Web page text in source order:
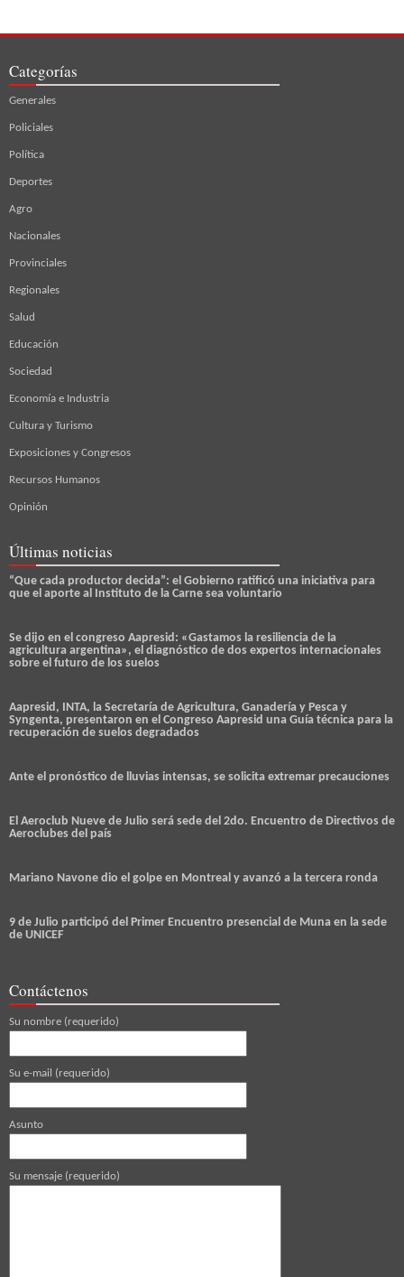
Categorías
Generales
Policiales
Política
Deportes
Agro
Nacionales
Provinciales
Regionales
Salud
Educación
Sociedad
Economía e Industria
Cultura y Turismo
Exposiciones y Congresos
Recursos Humanos
Opinión
Últimas noticias
“Que cada productor decida”: el Gobierno ratificó una iniciativa para
que el aporte al Instituto de la Carne sea voluntario
Se dijo en el congreso Aapresid: «Gastamos la resiliencia de la
agricultura argentina», el diagnóstico de dos expertos internacionales
sobre el futuro de los suelos
Aapresid, INTA, la Secretaría de Agricultura, Ganadería y Pesca y
Syngenta, presentaron en el Congreso Aapresid una Guía técnica para la
recuperación de suelos degradados
Ante el pronóstico de lluvias intensas, se solicita extremar precauciones
El Aeroclub Nueve de Julio será sede del 2do. Encuentro de Directivos de
Aeroclubes del país
Mariano Navone dio el golpe en Montreal y avanzó a la tercera ronda
9 de Julio participó del Primer Encuentro presencial de Muna en la sede
de UNICEF
Contáctenos
Su nombre (requerido)
Su e-mail (requerido)
Asunto
Su mensaje (requerido)